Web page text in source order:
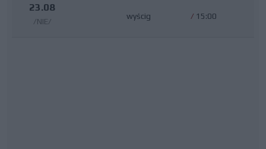
23.08
/NIE/
wyścig / 15:00